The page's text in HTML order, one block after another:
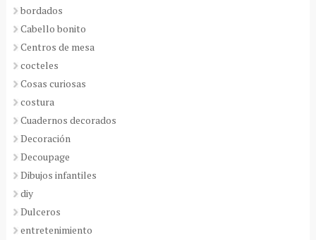
bordados
Cabello bonito
Centros de mesa
cocteles
Cosas curiosas
costura
Cuadernos decorados
Decoración
Decoupage
Dibujos infantiles
diy
Dulceros
entretenimiento